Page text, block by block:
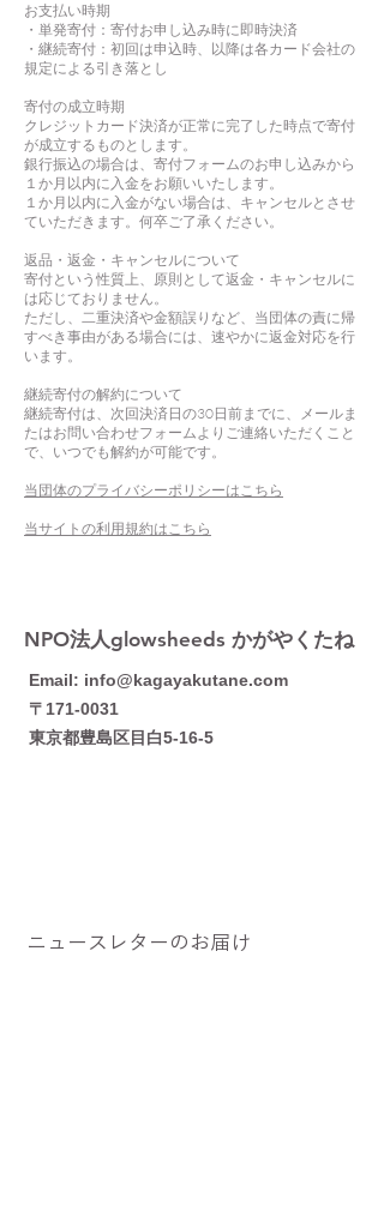
お支払い時期
・単発寄付：寄付お申し込み時に即時決済
・継続寄付：初回は申込時、以降は各カード会社の
規定による引き落とし
寄付の成立時期
クレジットカード決済が正常に完了した時点で寄付
が成立するものとします。
銀行振込の場合は、寄付フォームのお申し込みから
１か月以内に入金をお願いいたします。
１か月以内に入金がない場合は、キャンセルとさせ
ていただきます。何卒ご了承ください。
返品・返金・キャンセルについて
寄付という性質上、原則として返金・キャンセルに
は応じておりません。
ただし、二重決済や金額誤りなど、当団体の責に帰
すべき事由がある場合には、速やかに返金対応を行
います。
継続寄付の解約について
継続寄付は、次回決済日の30日前までに、メールま
たはお問い合わせフォームよりご連絡いただくこと
で、いつでも解約が可能です。
当団体のプライバシーポリシーはこちら
当サイトの利用規約はこちら
​NPO法人glowsheeds かがやくたね
Email: info@kagayakutane.com
〒171-0031
​東京都豊島区目白5-16-5
ニュースレターのお届け